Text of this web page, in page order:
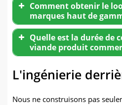
Comment obtenir le
marques haut de
Quelle est la durée de
viande produit
L'ingénierie
Nous ne construisons pas